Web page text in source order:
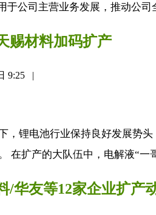
于公司主营业务发展，推动公
赐材料加码扩产
9:25 |
，锂电池行业保持良好发展势
在扩产的大队伍中，电解液“
/华友等12家企业扩产